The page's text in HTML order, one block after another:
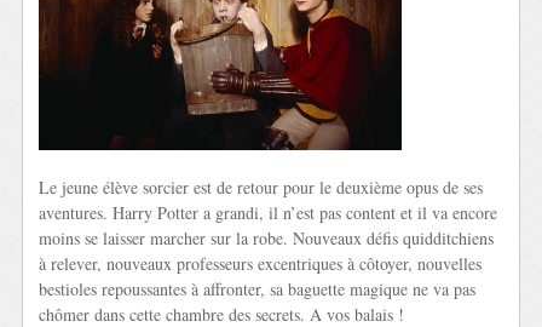
Le jeune élève sorcier est de retour pour le deuxième opus de ses
aventures. Harry Potter a grandi, il n’est pas content et il va encore
moins se laisser marcher sur la robe. Nouveaux défis quidditchiens
à relever, nouveaux professeurs excentriques à côtoyer, nouvelles
bestioles repoussantes à affronter, sa baguette magique ne va pas
chômer dans cette chambre des secrets. A vos balais !